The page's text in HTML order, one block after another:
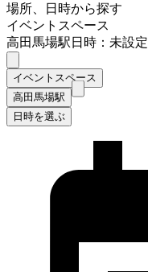
場所、日時から探す
イベントスペース
高田馬場駅日時：未設定
イベントスペース
高田馬場駅
日時を選ぶ